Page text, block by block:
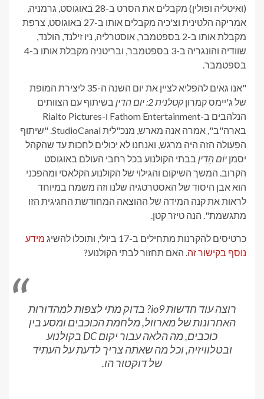
(ואיטליה ופולין) מקבלים את הסרט ב-28 באוגוסט, גרמניה,
אמריקה הלטינית וצ'כיה מקבלים אותו ב-27 באוגוסט, צרפת
מקבלת אותו ב-2 בספטמבר, אוסטרליה, ניו זילנד, הולנד,
שוודיה והונגריה ב-3 בספטמבר, ובריטניה מקבלת אותו ב-4
בספטמבר.
"אנו גאים להפליא לציין את יום השנה ה-35 ליצירת המופת
של ג'יימס קמרון קטלנית 2: יום הדין
בשיתוף עם הצוותים
הנלהבים ב-Fathom Entertainment ו-Rialto Pictures
בארה"ב", אמרה אנה מארש, מנכ"לית StudioCanal. "שיתוף
הפעולה הזה היה מרגש, ואנחנו לא יכולים לחכות עד שהקהל
יסמן יוֹם הַדִין בבתי הקולנוע בכל רחבי העולם באוגוסט
הקרוב. המשך השיקום והגילוי של הקולנוע הקלאסי ומהפכני
הוא אבן היסוד של האסטרטגיה שלנו וזה משמח במיוחד
לראות את קנה המידה של ההוצאה המחודשת החגיגית הזו
מתגשמת". הנה טיזר קטן.
כרטיסים להקרנות מתחילים ב-17 ביולי, ותוכלו להשיג
מידע
נוסף בקישור זה. האם תחזור לבתי הקולנוע?
רוצה עוד חדשות io9? בדוק מתי לצפות למהדורות
האחרונות של מארוול, מלחמת הכוכבים ומסע בין
כוכבים, מה הלאה עבור יקום DC בקולנוע
ובטלוויזיה, וכל מה שאתה צריך לדעת על העתיד
של דוקטור הו.